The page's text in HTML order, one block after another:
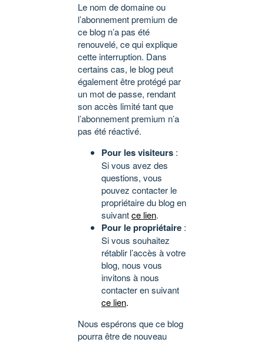
Le nom de domaine ou
l’abonnement premium de
ce blog n’a pas été
renouvelé, ce qui explique
cette interruption. Dans
certains cas, le blog peut
également être protégé par
un mot de passe, rendant
son accès limité tant que
l’abonnement premium n’a
pas été réactivé.
Pour les visiteurs :
Si vous avez des
questions, vous
pouvez contacter le
propriétaire du blog en
suivantce lien.
Pour le propriétaire :
Si vous souhaitez
rétablir l’accès à votre
blog, nous vous
invitons à nous
contacter en suivant
ce lien.
Nous espérons que ce blog
pourra être de nouveau